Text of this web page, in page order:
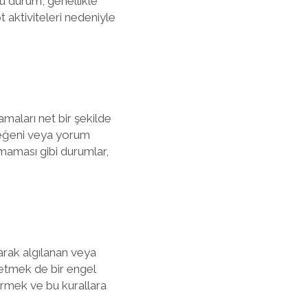
aktiviteleri nedeniyle
net bir şekilde
veya yorum
gibi durumlar,
algılanan veya
etmek de bir engel
ve bu kurallara